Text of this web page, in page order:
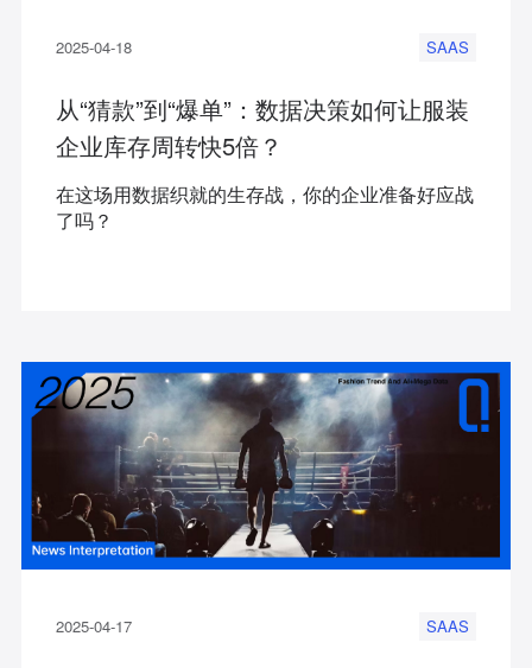
2025-04-18 SAAS
从“猜款”到“爆单”：数据决策如何让服装
企业库存周转快5倍？
在这场用数据织就的生存战，你的企业准备好应战
了吗？
2025-04-17 SAAS